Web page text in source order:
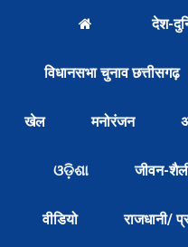
देश-
विधानसभा चुनाव छत्तीसगढ़
खेल मनोरंजन
ଓଡ଼ିଶା जीवन-
वीडियो राजधानी/